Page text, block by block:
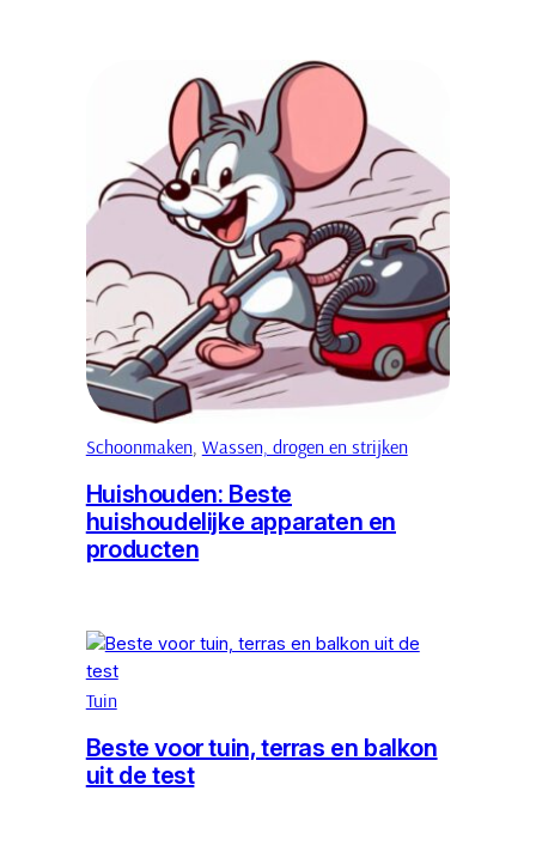
Schoonmaken, Wassen, drogen en strijken
Huishouden: Beste
huishoudelijke apparaten en
producten
Tuin
Beste voor tuin, terras en balkon
uit de test